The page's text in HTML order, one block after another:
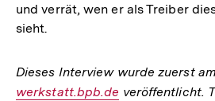
und verrät, wen er als Treiber
sieht.
Dieses Interview wurde zuerst am
werkstatt.bpb.de veröffentlicht.